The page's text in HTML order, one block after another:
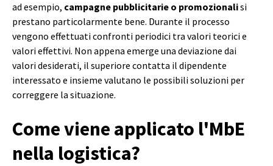
ad esempio, campagne pubblicitarie o promozionalisi
prestano particolarmente bene. Durante il processo
vengono effettuati confronti periodici tra valori teorici e
valori effettivi. Non appena emerge una deviazione dai
valori desiderati, il superiore contatta il dipendente
interessato e insieme valutano le possibili soluzioni per
correggere la situazione.
Come viene applicato l'MbE
nella logistica?